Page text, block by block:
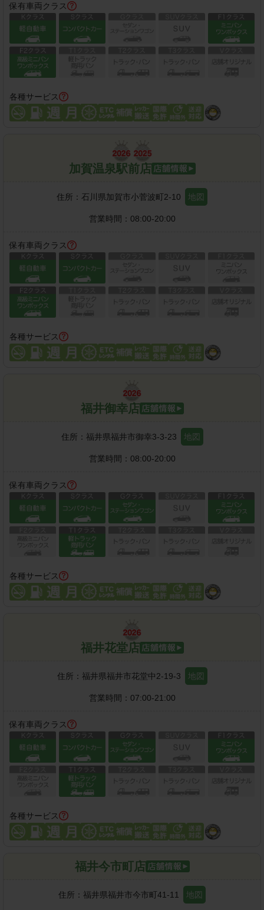
保有車両クラス
各種サービス
加賀温泉駅前店
住所： 石川県加賀市小菅波町2-10 地図
営業時間： 08:00-20:00
保有車両クラス
各種サービス
福井御幸店
住所： 福井県福井市御幸3-3-23 地図
営業時間： 08:00-20:00
保有車両クラス
各種サービス
福井花堂店
住所： 福井県福井市花堂中2-19-3 地図
営業時間： 07:00-21:00
保有車両クラス
各種サービス
福井今市町店
住所： 福井県福井市今市町41-11 地図